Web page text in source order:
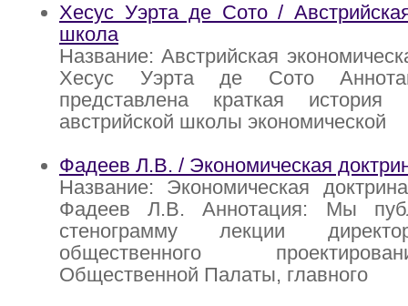
Хесус Уэрта де Сото /
школа
Название: Австрийская
Хесус Уэрта де Сото
представлена краткая история
австрийской школы экономической
Фадеев Л.В. / Экономическая
Название: Экономическая
Фадеев Л.В. Аннотация: Мы
стенограмму лекции
общественного
Общественной Палаты, главного